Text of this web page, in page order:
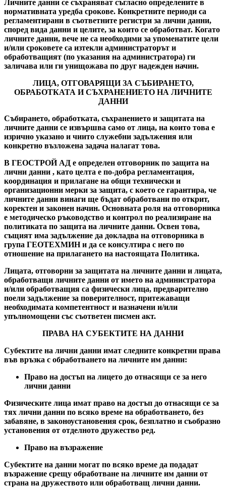
Личните данни се съхраняват съгласно определените в
нормативната уредба срокове. Конкретните периоди са
регламентирани в съответните регистри за лични данни,
според вида данни и целите, за които се обработват. Когато
личните данни, вече не са необходими за упоменатите цели
и/или сроковете са изтекли администраторът и
обработващият (по указания на администратора) ги
заличава или ги унищожава по друг надежден начин.
ЛИЦА, ОТГОВАРЯЩИ ЗА СЪБИРАНЕТО,
ОБРАБОТКАТА И СЪХРАНЕНИЕТО НА ЛИЧНИТЕ
ДАННИ
Събирането, обработката, съхранението и защитата на
личните данни се извършва само от лица, на които това е
изрично указано и чиито служебни задължения или
конкретно възложена задача налагат това.
В ГЕОСТРОЙ АД е определен отговорник по защита на
лични данни , като целта е по-добра регламентация,
координация и прилагане на общи технически и
организационни мерки за защита, с което се гарантира, че
личните данни винаги ще бъдат обработвани по открит,
коректен и законен начин. Основната роля на отговорника
е методическо ръководство и контрол по реализиране на
политиката по защита на личните данни. Освен това,
същият има задължение да докладва на отговорника в
група ГЕОТЕХМИН и да се консултира с него по
отношение на прилагането на настоящата Политика.
Лицата, отговорни за защитата на личните данни и лицата,
обработващи личните данни от името на администратора
и/или обработващия са физически лица, предварително
поели задължение за поверителност, притежаващи
необходимата компетентност и назначени и/или
упълномощени със съответен писмен акт.
ПРАВА НА СУБЕКТИТЕ НА ДАННИ
Субектите на лични данни имат следните конкретни права
във връзка с обработването на личните им данни:
Право на достъп на лицето до отнасящи се за него
лични данни
Физическите лица имат право на достъп до отнасящи се за
тях лични данни по всяко време на обработването, без
забавяне, в законоустановения срок, безплатно и съобразно
установения от отделното дружество ред.
Право на възражение
Субектите на данни могат по всяко време да подадат
възражение срещу обработване на личните им данни от
страна на дружеството или обработващ лични данни.